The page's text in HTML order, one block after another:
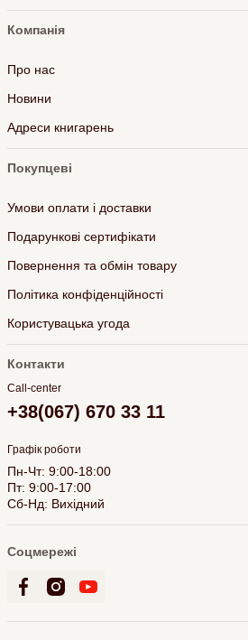
Компанія
Про нас
Новини
Адреси книгарень
Покупцеві
Умови оплати і доставки
Подарункові сертифікати
Повернення та обмін товару
Політика конфіденційності
Користувацька угода
Контакти
Call-center
+38(067) 670 33 11
Графік роботи
Пн-Чт: 9:00-18:00
Пт: 9:00-17:00
Сб-Нд: Вихідний
Соцмережі